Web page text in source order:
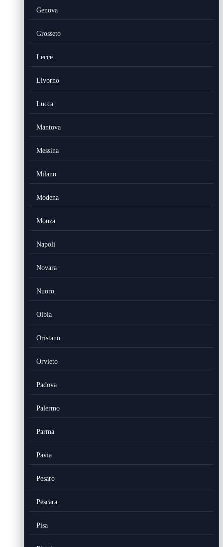
Genova
Grosseto
Lecce
Livorno
Lucca
Mantova
Messina
Milano
Modena
Monza
Napoli
Novara
Nuoro
Olbia
Oristano
Orvieto
Padova
Palermo
Parma
Pavia
Pesaro
Pescara
Pisa